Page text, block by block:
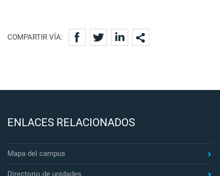
COMPARTIR VÍA:
ENLACES RELACIONADOS
Mapa del campus
Directorio de unidades